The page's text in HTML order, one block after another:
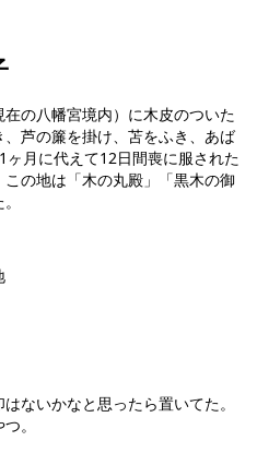
の八幡宮境内）に木皮のついた
芦の簾を掛け、苫をふき、あば
月に代えて12日間喪に服された
の地は「木の丸殿」「黒木の御
ないかなと思ったら置いてた。
。